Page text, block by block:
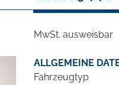
MwSt. ausweisbar
ALLGEMEINE
Fahrzeugtyp